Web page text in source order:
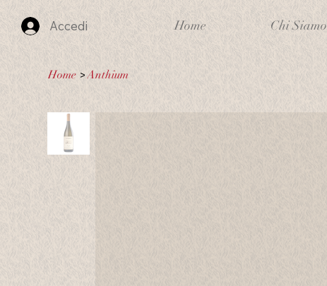
Accedi Home Chi Siamo
Home >Anthium